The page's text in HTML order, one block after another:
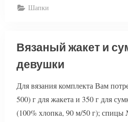
Шапки
Вязаный жакет и
девушки
Для вязания комплекта Вам
500) г для жакета и 350 г для
(100% хлопка, 90 м/50 г); спицы